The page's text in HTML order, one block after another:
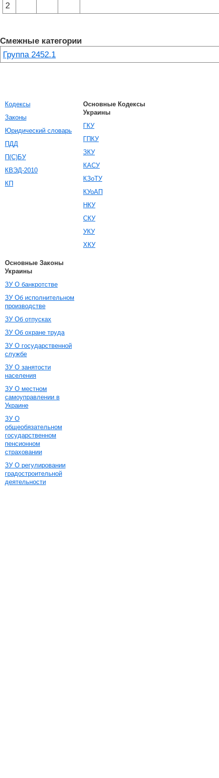
2
Смежные категории
Группа 2452.1
Кодексы
Законы
Юридический словарь
ПДД
П(С)БУ
КВЭД-2010
КП
Основные Кодексы
Украины
ГКУ
ГПКУ
ЗКУ
КАСУ
КЗоТУ
КУоАП
НКУ
СКУ
УКУ
ХКУ
Основные Законы
Украины
ЗУ О банкротстве
ЗУ Об исполнительном
производстве
ЗУ Об отпусках
ЗУ Об охране труда
ЗУ О государственной
службе
ЗУ О занятости
населения
ЗУ О местном
самоуправлении в
Украине
ЗУ О
общеобязательном
государственном
пенсионном
страховании
ЗУ О регулировании
градостроительной
деятельности